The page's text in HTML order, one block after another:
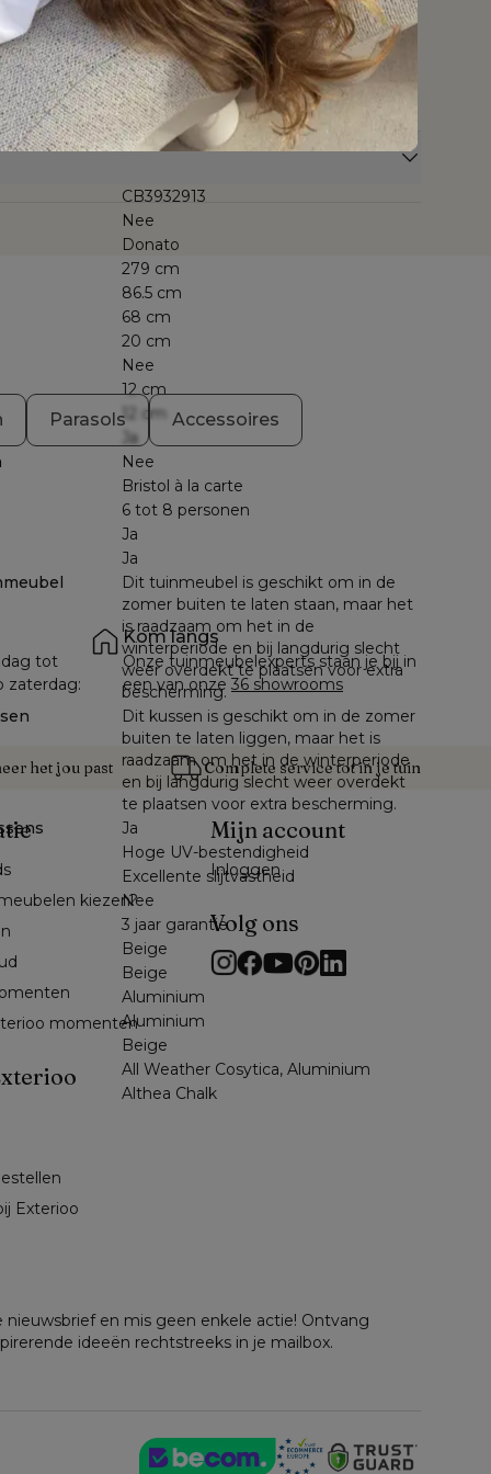
laag sneldrogend schuim met open
comfortabelste loungegevoel ooit. Alle kussens
Cosytica is verkrijgbaar in verschillende
voor je poef, sierkussens, etc. Bij Cosytica
CB3932913
Nee
Donato
279 cm
86.5 cm
68 cm
20 cm
Nee
12 cm
12 cm
Ja
Nee
Bristol à la carte
6 tot 8 personen
Ja
Ja
Dit tuinmeubel is geschikt om in de
zomer buiten te laten staan, maar het
is raadzaam om het in de
winterperiode en bij langdurig slecht
weer overdekt te plaatsen voor extra
bescherming.
Dit kussen is geschikt om in de zomer
buiten te laten liggen, maar het is
raadzaam om het in de winterperiode
en bij langdurig slecht weer overdekt
te plaatsen voor extra bescherming.
Ja
Hoge UV-bestendigheid
Excellente slijtvastheid
Nee
3 jaar garantie
Beige
Beige
Aluminium
Aluminium
Beige
All Weather Cosytica, Aluminium
Althea Chalk
Parasols Accessoires
tot
zaterdag:
Kom langs
Onze tuinmeubelexperts staan je bij in
een van onze 36 showrooms
het jou past Complete service tot in je tuin
kiezen?
momenten
Exterioo
Mijn account
Inloggen
Volg ons
nieuwsbrief en mis geen enkele actie! Ontvang
ideeën rechtstreeks in je mailbox.